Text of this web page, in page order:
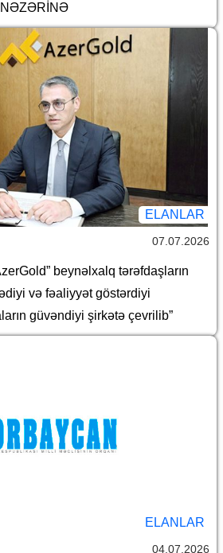
NƏZƏRİNƏ
ELANLAR
07.07.2026
beynəlxalq tərəfdaşların
və fəaliyyət göstərdiyi
güvəndiyi şirkətə çevrilib”
ELANLAR
04.07.2026